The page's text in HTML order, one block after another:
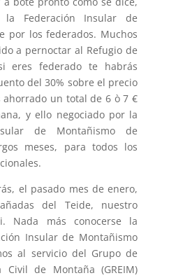
Federación Insular de
por los federados. Muchos
a pernoctar al Refugio de
eres federado te habrás
del 30% sobre el precio
un total de 6 ò 7 €
y ello negociado por la
de Montañismo de
meses, para todos los
el pasado mes de enero,
del Teide, nuestro
Nada más conocerse la
Insular de Montañismo
al servicio del Grupo de
de Montaña (GREIM)